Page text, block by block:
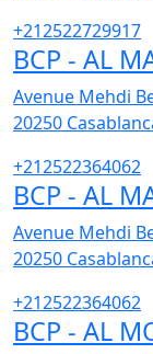
+212522729917
BCP - AL
Avenue Mehdi
20250
+212522364062
BCP - AL
Avenue Mehdi
20250
+212522364062
BCP - AL